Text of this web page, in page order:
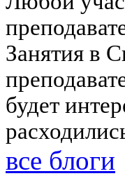
Занятия в
будет
все блоги